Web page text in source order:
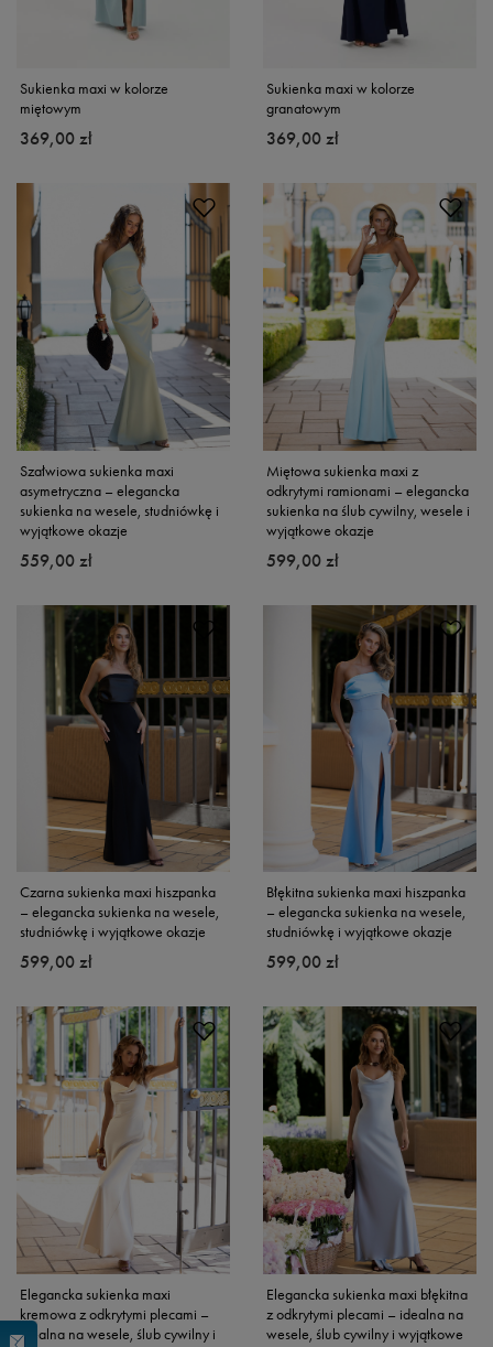
Sukienka maxi w kolorze
miętowym
369,00 zł
Sukienka maxi w kolorze
granatowym
369,00 zł
Szałwiowa sukienka maxi
asymetryczna – elegancka
sukienka na wesele, studniówkę i
wyjątkowe okazje
559,00 zł
Miętowa sukienka maxi z
odkrytymi ramionami – elegancka
sukienka na ślub cywilny, wesele i
wyjątkowe okazje
599,00 zł
Czarna sukienka maxi hiszpanka
– elegancka sukienka na wesele,
studniówkę i wyjątkowe okazje
599,00 zł
Błękitna sukienka maxi hiszpanka
– elegancka sukienka na wesele,
studniówkę i wyjątkowe okazje
599,00 zł
Elegancka sukienka maxi
kremowa z odkrytymi plecami –
idealna na wesele, ślub cywilny i
Elegancka sukienka maxi błękitna
z odkrytymi plecami – idealna na
wesele, ślub cywilny i wyjątkowe